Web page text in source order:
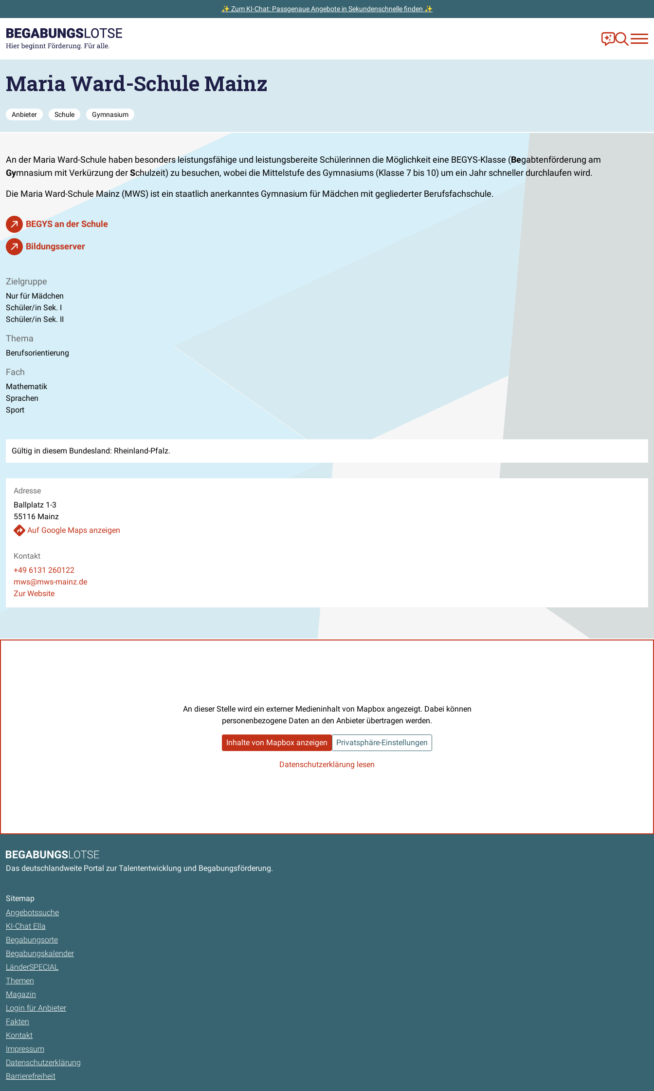
✨ Zum KI-Chat: Passgenaue Angebote in Sekundenschnelle finden ✨
Zur Startseite gehen
Frag Ella!
Zur
Maria Ward-Schule Mainz
Anbieter Schule Gymnasium
An der Maria Ward-Schule haben besonders leistungsfähige und leistungsbereite Schülerinnen die Möglichkeit eine BEGYS-Klasse (Begabtenförderung am
Gymnasium mit Verkürzung derSchulzeit) zu besuchen, wobei die Mittelstufe des Gymnasiums (Klasse 7 bis 10) um ein Jahr schneller durchlaufen wird.
Die Maria Ward-Schule Mainz (MWS) ist ein staatlich anerkanntes Gymnasium für Mädchen mit gegliederter Berufsfachschule.
BEGYS an der Schule
Bildungsserver
Zielgruppe
Nur für Mädchen
Schüler/in Sek. I
Schüler/in Sek. II
Thema
Berufsorientierung
Fach
Mathematik
Sprachen
Sport
Gültig in diesem Bundesland: Rheinland-Pfalz.
Adresse
Ballplatz 1-3
55116 Mainz
Auf Google Maps anzeigen
Kontakt
Telefon
+49 6131 260122
E-Mail
mws@mws-mainz.de
Website
Zur Website
An dieser Stelle wird ein externer Medieninhalt von Mapbox angezeigt. Dabei können
personenbezogene Daten an den Anbieter übertragen werden.
Inhalte von Mapbox anzeigen Privatsphäre-Einstellungen
Datenschutzerklärung lesen
Kontaktdaten und weitere Links
Begabungslotse
Das deutschlandweite Portal zur Talententwicklung und Begabungsförderung.
Sitemap
Angebotssuche
KI-Chat Ella
Begabungsorte
Begabungskalender
LänderSPECIAL
Themen
Magazin
Login für Anbieter
Fakten
Kontakt
Impressum
Datenschutzerklärung
Barrierefreiheit